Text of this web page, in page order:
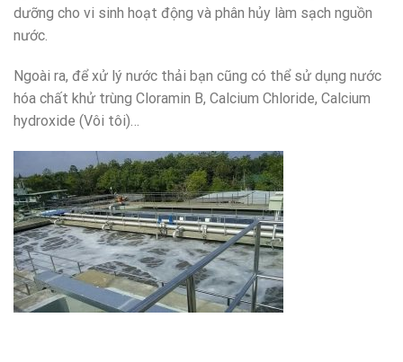
dưỡng cho vi sinh hoạt động và phân hủy làm sạch nguồn
nước.
Ngoài ra, để xử lý nước thải bạn cũng có thể sử dụng nước
hóa chất khử trùng Cloramin B, Calcium Chloride, Calcium
hydroxide (Vôi tôi)…